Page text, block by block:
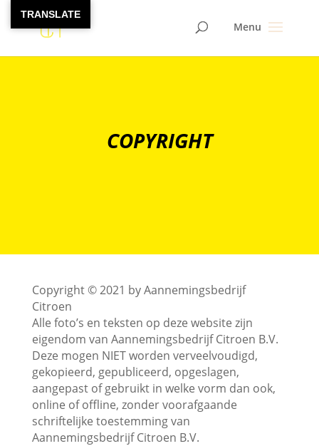
COPYRIGHT
​Copyright © 2021 by Aannemingsbedrijf
Citroen
Alle foto’s en teksten op deze website zijn
eigendom van Aannemingsbedrijf Citroen B.V.
Deze mogen NIET worden verveelvoudigd,
gekopieerd, gepubliceerd, opgeslagen,
aangepast of gebruikt in welke vorm dan ook,
online of offline, zonder voorafgaande
schriftelijke toestemming van
Aannemingsbedrijf Citroen B.V.
TRANSLATE